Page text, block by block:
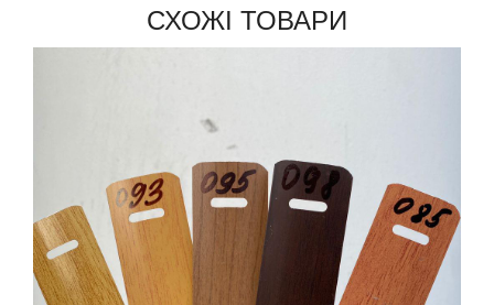
СХОЖІ ТОВАРИ